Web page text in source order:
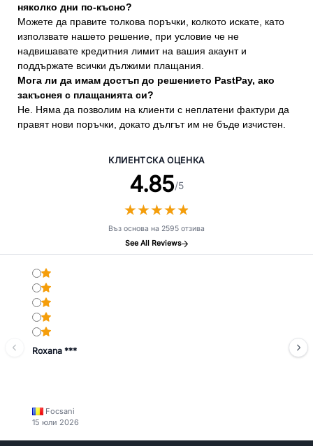
няколко дни по-късно?
Можете да правите толкова поръчки, колкото искате, като
използвате нашето решение, при условие че не
надвишавате кредитния лимит на вашия акаунт и
поддържате всички дължими плащания.
Мога ли да имам достъп до решението PastPay, ако
закъснея с плащанията си?
Не. Няма да позволим на клиенти с неплатени фактури да
правят нови поръчки, докато дългът им не бъде изчистен.
КЛИЕНТСКА ОЦЕНКА
4.85/5
★★★★★
★★★★★
Въз основа на 2595 отзива
See All Reviews
Roxana ***
Focsani
15 юли 2026